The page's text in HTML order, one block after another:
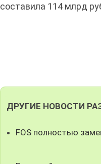
составила 114 млрд
ДРУГИЕ НОВОСТИ
FOS полностью